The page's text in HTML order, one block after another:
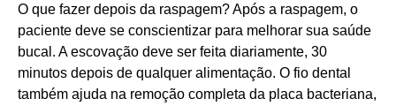
O que fazer depois da raspagem? Após a raspagem, o
paciente deve se conscientizar para melhorar sua saúde
bucal. A escovação deve ser feita diariamente, 30
minutos depois de qualquer alimentação. O fio dental
também ajuda na remoção completa da placa bacteriana,